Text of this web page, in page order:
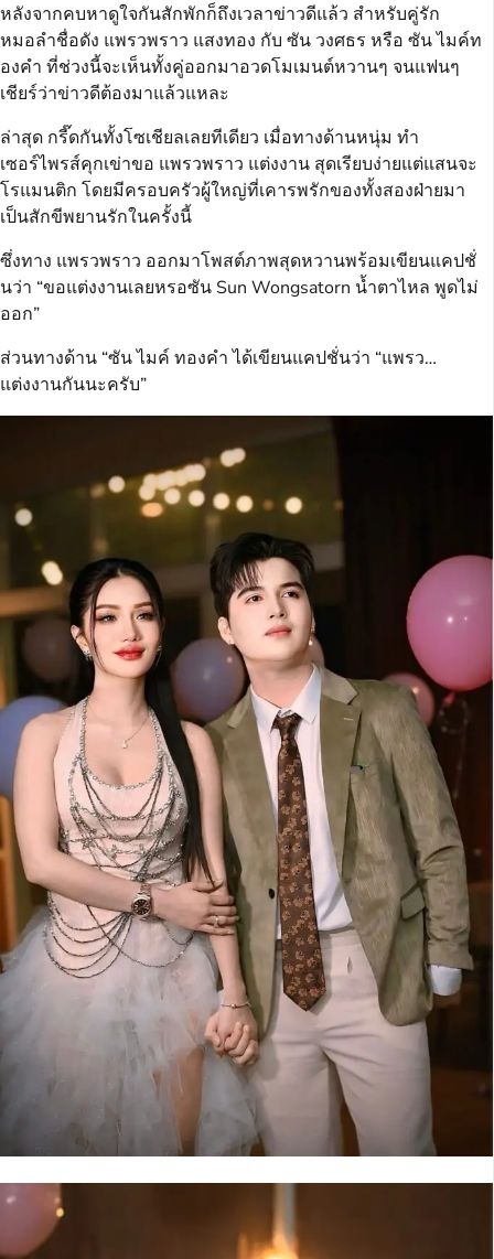
หลังจากคบหาดูใจกันสักพักก็ถึงเวลาข่าวดีแล้ว สำหรับคู่รัก
หมอลำชื่อดัง แพรวพราว แสงทอง กับ ซัน วงศธร หรือ ซัน ไมค์ท
องคำ ที่ช่วงนี้จะเห็นทั้งคู่ออกมาอวดโมเมนต์หวานๆ จนแฟนๆ
เชียร์ว่าข่าวดีต้องมาแล้วแหละ
ล่าสุด กรี๊ดกันทั้งโซเชียลเลยทีเดียว เมื่อทางด้านหนุ่ม ทำ
เซอร์ไพรส์คุกเข่าขอ แพรวพราว แต่งงาน สุดเรียบง่ายแต่แสนจะ
โรแมนติก โดยมีครอบครัวผู้ใหญ่ที่เคารพรักของทั้งสองฝ่ายมา
เป็นสักขีพยานรักในครั้งนี้
ซึ่งทาง แพรวพราว ออกมาโพสต์ภาพสุดหวานพร้อมเขียนแคปชั่
นว่า “ขอแต่งงานเลยหรอซัน Sun Wongsatorn น้ำตาไหล พูดไม่
ออก”
ส่วนทางด้าน “ซัน ไมค์ ทองคำ ได้เขียนแคปชั่นว่า “แพรว…
แต่งงานกันนะครับ”